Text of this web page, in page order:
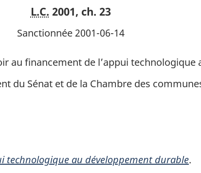
pour
l’appui
au
développement
durable
au
développement
durable
L.C. 2001, ch. 23
Sanctionnée 2001-06-14
au financement de l’appui
du Sénat et de la Chambre des
technologique au développement durable.